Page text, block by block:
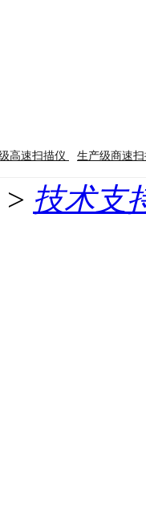
高速扫描仪 生产级商速
> 技术支